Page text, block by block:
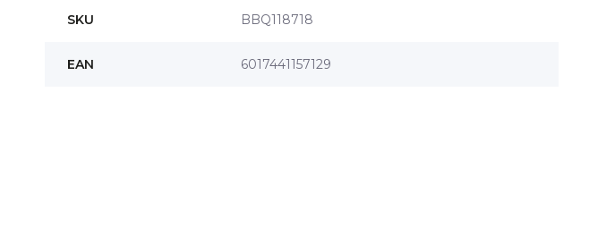
SKU BBQ118718
EAN 6017441157129